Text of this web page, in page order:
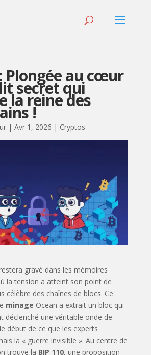
Plongée au cœur
secret qui
la reine des
!
| Avr 1, 2026 | Cryptos
gravé dans les mémoires
la tension a atteint son point de
célèbre des chaînes de blocs. Ce
minage Ocean a extrait un bloc qui
déclenché une véritable onde de
début de ce que les experts
la « guerre invisible ». Au centre de
trouve la BIP 110, une proposition